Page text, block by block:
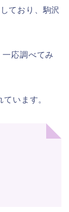
ており、駒沢
応調べてみ
います。